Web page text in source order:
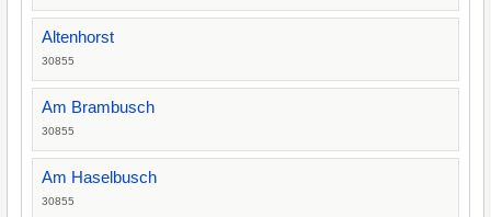
Altenhorst
30855
Am Brambusch
30855
Am Haselbusch
30855